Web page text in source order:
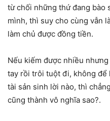
từ chối những thứ đang bào
mình, thì suy cho cùng vẫn
làm chủ được đồng tiền.
Nếu kiếm được nhiều
tay rồi trôi tuột đi, không để
tài sản sinh lời nào, thì
cũng thành vô nghĩa sao?.